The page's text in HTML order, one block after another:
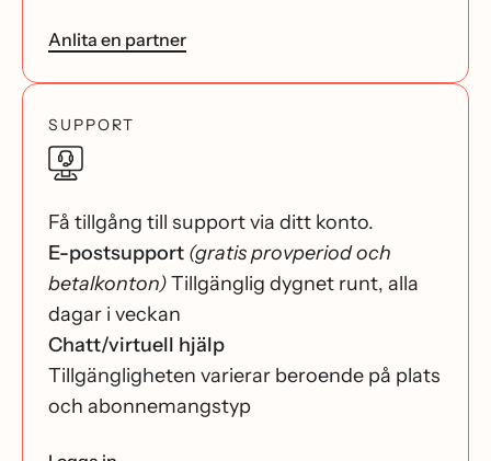
Anlita en partner
SUPPORT
Få tillgång till support via ditt konto.
E-postsupport (gratis provperiod och
betalkonton)Tillgänglig dygnet runt, alla
dagar i veckan
Chatt/virtuell hjälp
Tillgängligheten varierar beroende på plats
och abonnemangstyp